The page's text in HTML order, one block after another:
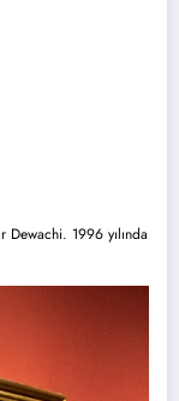
1996 yılında